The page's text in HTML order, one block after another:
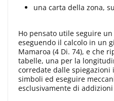
una carta della zona,
Ho pensato utile seguire
eseguendo il calcolo in un
Mamaroa (4 Di. 74), e che
tabelle, una per la
corredate dalle
simboli ed eseguire
esclusiva­mente di